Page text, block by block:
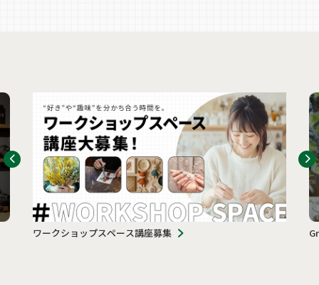
ワークショップスペース講座募集